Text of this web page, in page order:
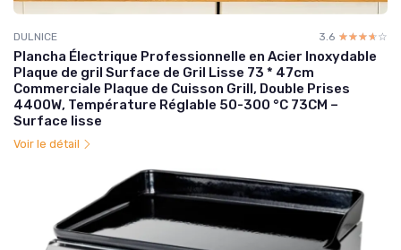
DULNICE 3.6 ☆☆☆☆☆
★★★★★
Plancha Électrique Professionnelle en Acier Inoxydable
Plaque de gril Surface de Gril Lisse 73 * 47cm
Commerciale Plaque de Cuisson Grill, Double Prises
4400W, Température Réglable 50-300 °C 73CM –
Surface lisse
Voir le détail